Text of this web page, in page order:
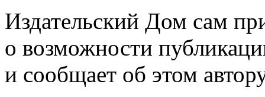
Издательский Дом сам
о возможности
и сообщает об этом